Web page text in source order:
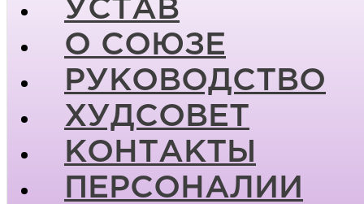
УСТАВ
О СОЮЗЕ
РУКОВОДСТВО
ХУДСОВЕТ
КОНТАКТЫ
ПЕРСОНАЛИИ